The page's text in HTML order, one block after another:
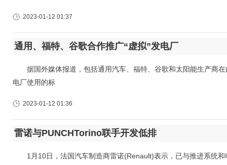
2023-01-12 01:37
通用、福特、谷歌合作推广“虚拟”发电厂
据国外媒体报道，包括通用汽车、福特、谷歌和太阳能生产商在
电厂使用的标
2023-01-12 01:36
雷诺与PUNCHTorino联手开发低排
1月10日，法国汽车制造商雷诺(Renault)表示，已与推进系统和